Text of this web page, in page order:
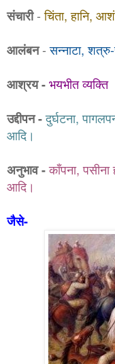
संचारी-चिंता, हानि,
आलंबन-सन्नाटा, शत्रु-
आश्रय -भयभीत व्यक्ति
उद्दीपन -दुर्घटना,
आदि।
अनुभाव -काँपना, पसीना
आदि।
जैसे-